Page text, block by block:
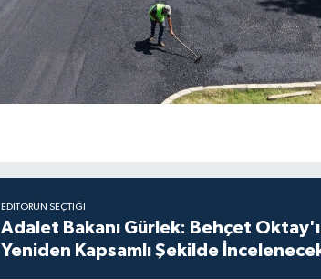
EDITÖRÜN SEÇTIĞI
Adalet Bakanı Gürlek: Behçet
Yeniden Kapsamlı Şekilde